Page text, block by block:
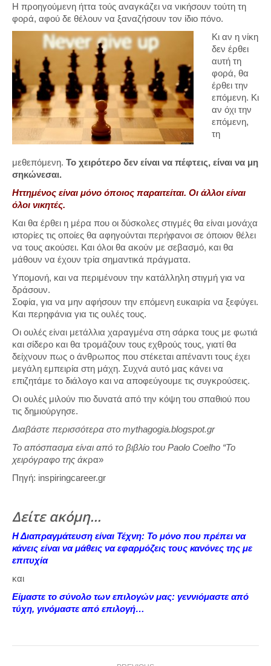
Η προηγούμενη ήττα τούς αναγκάζει να νικήσουν τούτη τη
φορά, αφού δε θέλουν να ξαναζήσουν τον ίδιο πόνο.
Κι αν η νίκη
δεν έρθει
αυτή τη
φορά, θα
έρθει την
επόμενη. Κι
αν όχι την
επόμενη,
τη
μεθεπόμενη. Το χειρότερο δεν είναι να πέφτεις, είναι να μη
σηκώνεσαι.
Ηττημένος είναι μόνο όποιος παραιτείται. Οι άλλοι είναι
όλοι νικητές.
Και θα έρθει η μέρα που οι δύσκολες στιγμές θα είναι μονάχα
ιστορίες τις οποίες θα αφηγούνται περήφανοι σε όποιον θέλει
να τους ακούσει. Και όλοι θα ακούν με σεβασμό, και θα
μάθουν να έχουν τρία σημαντικά πράγματα.
Υπομονή, και να περιμένουν την κατάλληλη στιγμή για να
δράσουν.
Σοφία, για να μην αφήσουν την επόμενη ευκαιρία να ξεφύγει.
Και περηφάνια για τις ουλές τους.
Οι ουλές είναι μετάλλια χαραγμένα στη σάρκα τους με φωτιά
και σίδερο και θα τρομάζουν τους εχθρούς τους, γιατί θα
δείχνουν πως ο άνθρωπος που στέκεται απέναντι τους έχει
μεγάλη εμπειρία στη μάχη. Συχνά αυτό μας κάνει να
επιζητάμε το διάλογο και να αποφεύγουμε τις συγκρούσεις.
Οι ουλές μιλούν πιο δυνατά από την κόψη του σπαθιού που
τις δημιούργησε.
Διαβάστε περισσότερα στο mythagogia.blogspot.gr
Το απόσπασμα είναι από το βιβλίο του Paolo Coelho “Το
χειρόγραφο της άκρα»
Πηγή: inspiringcareer.gr
Δείτε ακόμη…
Η Διαπραγμάτευση είναι Τέχνη: Το μόνο που πρέπει να
κάνεις είναι να μάθεις να εφαρμόζεις τους κανόνες της με
επιτυχία
και
Είμαστε το σύνολο των επιλογών μας: γεννιόμαστε από
τύχη, γινόμαστε από επιλογή…